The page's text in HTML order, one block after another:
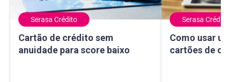
Serasa Crédito
Cartão de crédito sem
anuidade para score baixo
Cartão de crédito sem anuidade para score baixo
Serasa Crédito
Como usar
cartões de
Como usar um